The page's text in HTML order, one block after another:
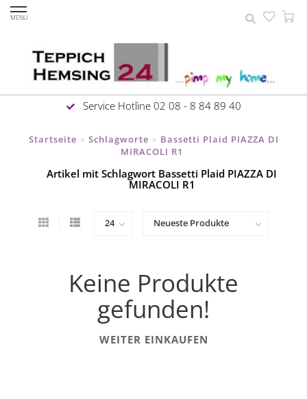
MENU
Service Hotline 02 08 - 8 84 89 40
Startseite > Schlagworte > Bassetti Plaid PIAZZA DI
MIRACOLI R1
Artikel mit Schlagwort Bassetti Plaid PIAZZA DI
MIRACOLI R1
Keine Produkte
gefunden!
WEITER EINKAUFEN